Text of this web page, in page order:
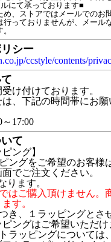
にて承っております■
め、ストアではメールでのお
行っておりませんが、メール
シー
ccstyle/contents/
け付けております。
、下記の時間帯にお願
17:00
て
ング】
ングをご希望のお客様
でご注文ください。
ます。
はご購入頂けません。
す。
き、１ラッピングとさ
ングはご希望いただけ
ラッピングについては